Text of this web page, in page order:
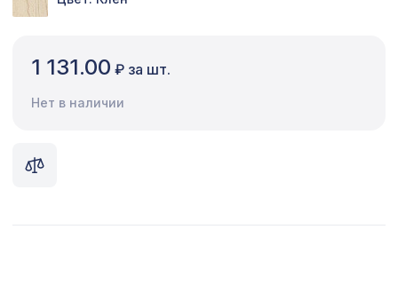
Сопутствующие товары
Цветной багет
Экраны для радиаторов
1 131.00 ₽ за шт.
Нет в наличии